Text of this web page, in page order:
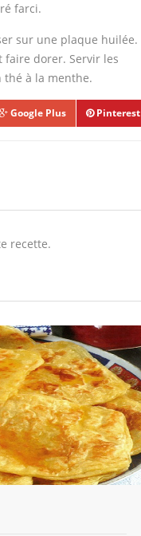
farci.
sur une plaque huilée.
faire dorer. Servir les
thé à la menthe.
Google Plus Pinterest
recette.